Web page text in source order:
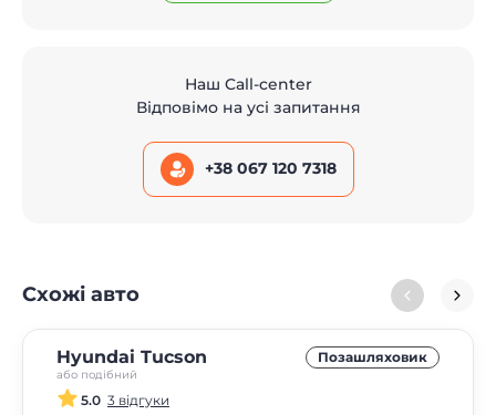
Наш Call-center
Відповімо на усі запитання
+38 067 120 7318
Схожі авто
Hyundai Tucson
або подібний
Позашляховик
5.0 3 відгуки